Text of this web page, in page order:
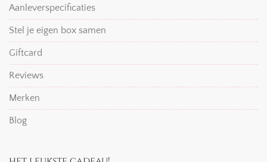
Aanleverspecificaties
Stel je eigen box samen
Giftcard
Reviews
Merken
Blog